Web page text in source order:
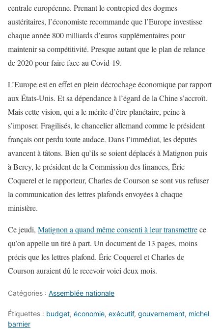
centrale européenne. Prenant le contrepied des dogmes
austéritaires, l’économiste recommande que l’Europe investisse
chaque année 800 milliards d’euros supplémentaires pour
maintenir sa compétitivité. Presque autant que le plan de relance
de 2020 pour faire face au Covid-19.
L’Europe est en effet en plein décrochage économique par rapport
aux États-Unis. Et sa dépendance à l’égard de la Chine s’accroît.
Mais cette vision, qui a le mérite d’être planétaire, peine à
s’imposer. Fragilisés, le chancelier allemand comme le président
français ont perdu toute audace. Dans l’immédiat, les députés
avancent à tâtons. Bien qu’ils se soient déplacés à Matignon puis
à Bercy, le président de la Commission des finances, Éric
Coquerel et le rapporteur, Charles de Courson se sont vus refuser
la communication des lettres plafonds envoyées à chaque
ministère.
Ce jeudi, Matignon a quand même consenti à leur transmettrece
qu’on appelle un tiré à part. Un document de 13 pages, moins
précis que les lettres plafond. Éric Coquerel et Charles de
Courson auraient dû le recevoir voici deux mois.
Catégories : Assemblée nationale
Étiquettes : budget, économie, exécutif, gouvernement, michel
barnier